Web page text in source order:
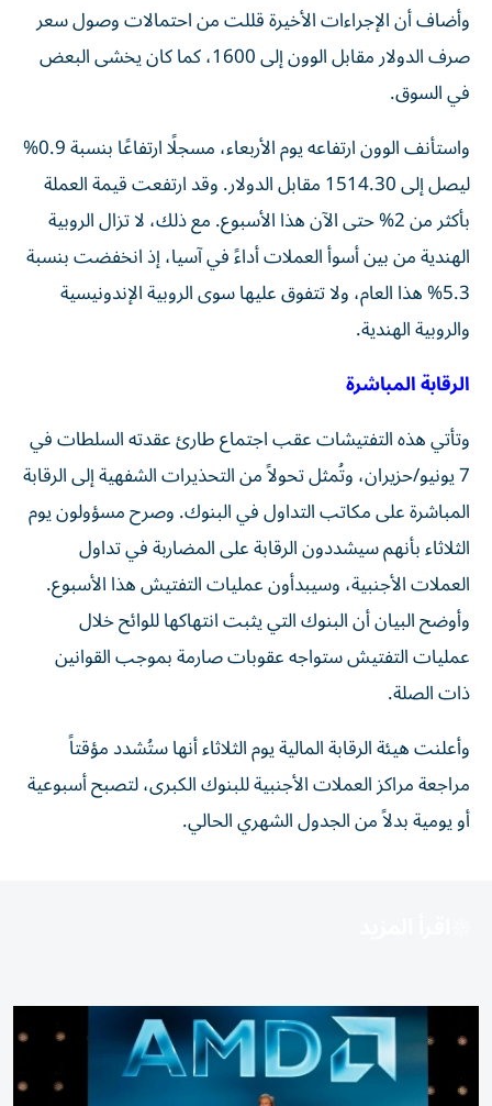
وأضاف أن الإجراءات الأخيرة قللت من احتمالات وصول سعر
صرف الدولار مقابل الوون إلى 1600، كما كان يخشى البعض
في السوق.
واستأنف الوون ارتفاعه يوم الأربعاء، مسجلًا ارتفاعًا بنسبة 0.9%
ليصل إلى 1514.30 مقابل الدولار. وقد ارتفعت قيمة العملة
بأكثر من 2% حتى الآن هذا الأسبوع. مع ذلك، لا تزال الروبية
الهندية من بين أسوأ العملات أداءً في آسيا، إذ انخفضت بنسبة
5.3% هذا العام، ولا تتفوق عليها سوى الروبية الإندونيسية
والروبية الهندية.
الرقابة المباشرة
وتأتي هذه التفتيشات عقب اجتماع طارئ عقدته السلطات في
7 يونيو/حزيران، وتُمثل تحولاً من التحذيرات الشفهية إلى الرقابة
المباشرة على مكاتب التداول في البنوك. وصرح مسؤولون يوم
الثلاثاء بأنهم سيشددون الرقابة على المضاربة في تداول
العملات الأجنبية، وسيبدأون عمليات التفتيش هذا الأسبوع.
وأوضح البيان أن البنوك التي يثبت انتهاكها للوائح خلال
عمليات التفتيش ستواجه عقوبات صارمة بموجب القوانين
ذات الصلة.
وأعلنت هيئة الرقابة المالية يوم الثلاثاء أنها ستُشدد مؤقتاً
مراجعة مراكز العملات الأجنبية للبنوك الكبرى، لتصبح أسبوعية
أو يومية بدلاً من الجدول الشهري الحالي.